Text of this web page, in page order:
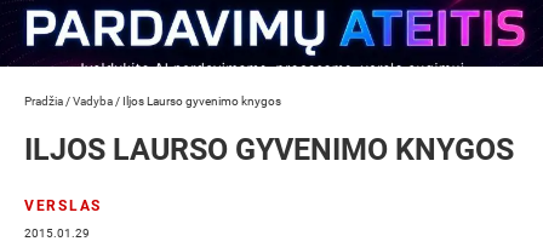
Pradžia /Vadyba / Iljos Laurso gyvenimo knygos
ILJOS LAURSO GYVENIMO KNYGOS
VERSLAS
2015.01.29